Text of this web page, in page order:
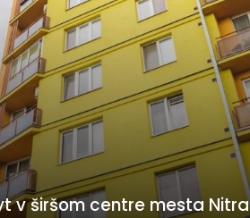
v širšom centre mesta Nitra